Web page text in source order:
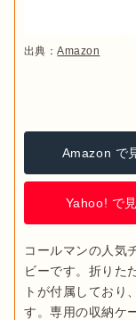
出典：Amazon
Amazon で
Yahoo! で
コールマンの人気
ビーです。折りた
トが付属しており
す。専用の収納ケ